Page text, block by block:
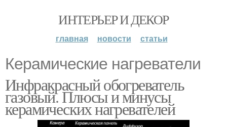
ИНТЕРЬЕР И ДЕКОР
главная новости статьи
Керамические нагреватели
Инфракрасный обогреватель
газовый. Плюсы и минусы
керамических нагревателей